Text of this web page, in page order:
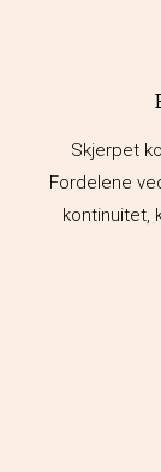
Skjerpet
Fordelene
kontinuitet,